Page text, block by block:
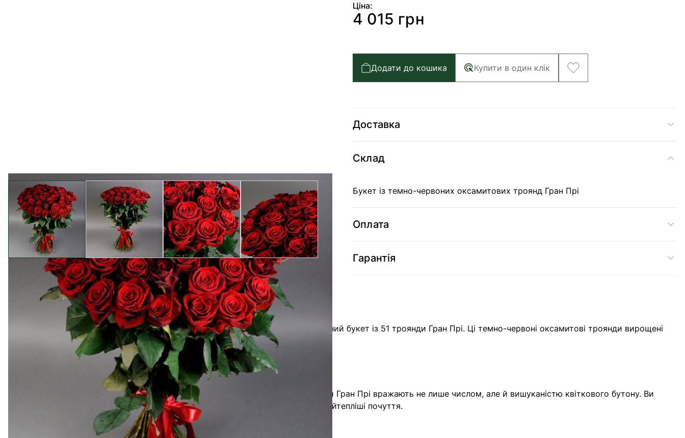
View larger image View larger image View larger image
Ціна:
4 015 грн
Додати до кошика Купити в один клік
Доставка
Склад
Букет із темно-червоних оксамитових троянд Гран Прі
Оплата
Гарантія
Опис товару
Ласкаво запрошуємо в магазин квітів "Camellia", де ми пропонуємо ексклюзивний букет із 51 троянди Гран Прі. Ці темно-червоні оксамитові троянди вирощені
власноруч нашими фахівцями, гарантуючи неперевершену якість та свіжість.
Camellia славиться своєю вишуканістю та турботою про клієнтів. Наші троянди Гран Прі вражають не лише числом, але й вишуканістю квіткового бутону. Ви
отримаєте не просто букет, а витончений шедевр, який буде виражати ваші найтепліші почуття.
Переваги покупки у Camellia: